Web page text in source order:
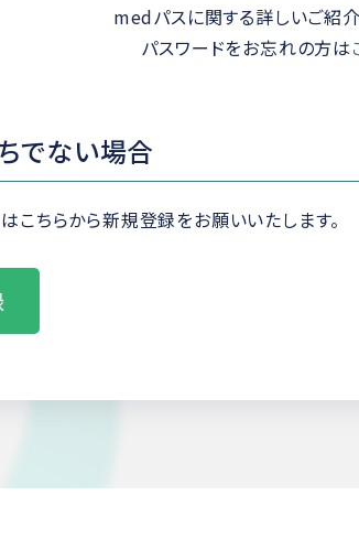
medパスに関する詳しいご紹
パスワードをお忘れの方は
でない場合
ちらから新規登録をお願いいたします。